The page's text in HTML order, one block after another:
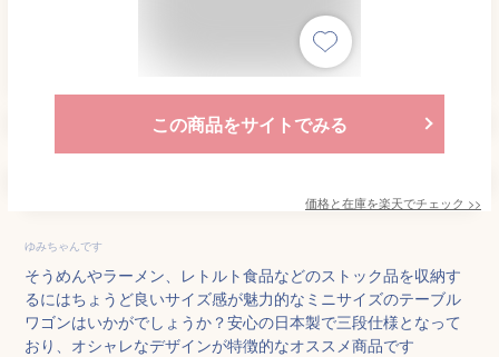
この商品をサイトでみる
価格と在庫を楽天でチェック >>
ゆみちゃんです
そうめんやラーメン、レトルト食品などのストック品を収納す
るにはちょうど良いサイズ感が魅力的なミニサイズのテーブル
ワゴンはいかがでしょうか？安心の日本製で三段仕様となって
おり、オシャレなデザインが特徴的なオススメ商品です